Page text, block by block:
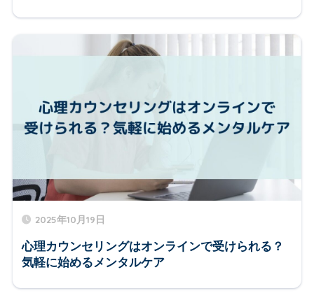
2025年10月19日
心理カウンセリングはオンラインで受けられる？
気軽に始めるメンタルケア